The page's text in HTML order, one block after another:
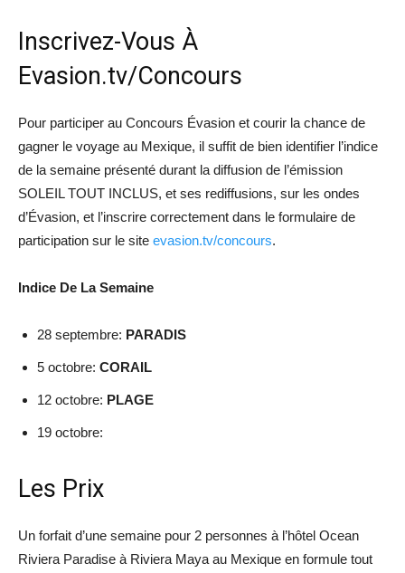
Inscrivez-Vous À
Evasion.tv/Concours
Pour participer au Concours Évasion et courir la chance de
gagner le voyage au Mexique, il suffit de bien identifier l’indice
de la semaine présenté durant la diffusion de l’émission
SOLEIL TOUT INCLUS, et ses rediffusions, sur les ondes
d’Évasion, et l’inscrire correctement dans le formulaire de
participation sur le site evasion.tv/concours.
Indice De La Semaine
28 septembre: PARADIS
5 octobre: CORAIL
12 octobre: PLAGE
19 octobre:
Les Prix
Un forfait d’une semaine pour 2 personnes à l’hôtel Ocean
Riviera Paradise à Riviera Maya au Mexique en formule tout